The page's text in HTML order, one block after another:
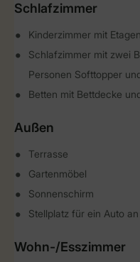
Schlafzimmer
Kinderzimmer mit
Schlafzimmer mit zwei
Personen Softtopper
Betten mit Bettdecke
Außen
Terrasse
Gartenmöbel
Sonnenschirm
Stellplatz für ein Auto
Wohn-/Esszimmer